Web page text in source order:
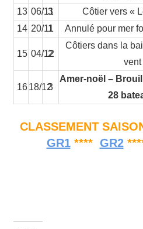
13 06/11
3 Côtier vers «
14 20/11
1 Annulé pour mer
15 04/12
2
Côtiers dans la
vent
16 18/12
3
Amer-noël –
28
CLASSEMENT
GR1**** GR2